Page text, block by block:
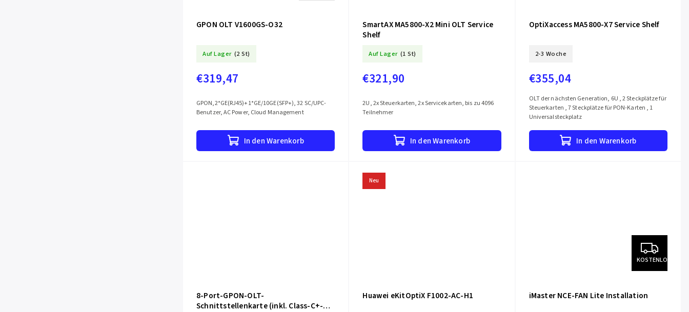
GPON OLT V1600GS-O32
Auf Lager (2 St)
€319,47
In den Warenkorb
GPON,2*GE(RJ45)+1*GE/10GE(SFP+), 32 SC/UPC-
Benutzer, AC Power, Cloud Management
SmartAX MA5800-X2 Mini OLT Service
Shelf
Auf Lager (1 St)
€321,90
In den Warenkorb
2U, 2x Steuerkarten, 2x Servicekarten, bis zu 4096
Teilnehmer
OptiXaccess MA5800-X7 Service Shelf
2-3 Woche
€355,04
In den Warenkorb
OLT der nächsten Generation, 6U , 2 Steckplätze für
Steuerkarten , 7 Steckplätze für PON-Karten , 1
Universalsteckplatz
8-Port-GPON-OLT-
Schnittstellenkarte (inkl. Class-C+-
Neu
Huawei eKitOptiX F1002-AC-H1
KOSTENLOS
iMaster NCE-FAN Lite Installation